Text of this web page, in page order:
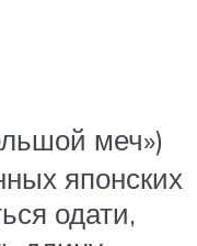
меч»)
японских
одати,